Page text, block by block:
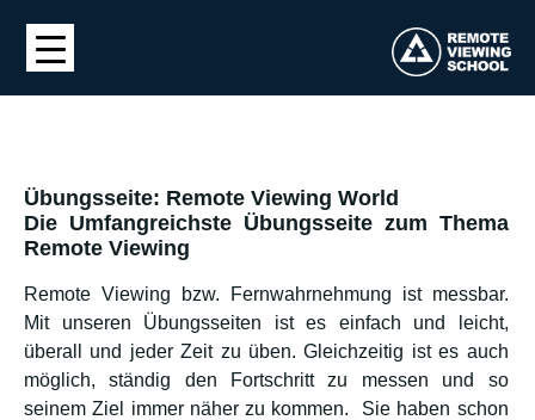
Übungsseite: Remote Viewing World
Die Umfangreichste Übungsseite zum Thema
Remote Viewing
Remote Viewing bzw. Fernwahrnehmung ist messbar.
Mit unseren Übungsseiten ist es einfach und leicht,
überall und jeder Zeit zu üben. Gleichzeitig ist es auch
möglich, ständig den Fortschritt zu messen und so
seinem Ziel immer näher zu kommen. Sie haben schon